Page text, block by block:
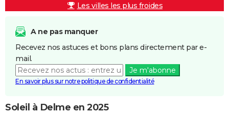
Les villes les plus froides
A ne pas manquer
Recevez nos astuces et bons plans directement par e-
mail.
Je m'abonne
En savoir plus sur notre politique de confidentialité
Soleil à Delme en 2025